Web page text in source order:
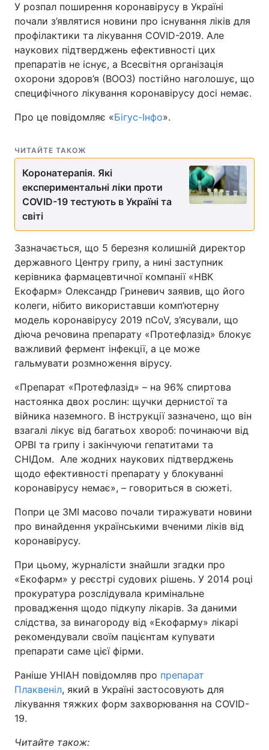
У розпал поширення коронавірусу в Україні
почали з’являтися новини про існування ліків для
профілактики та лікування СOVID-2019. Але
наукових підтверджень ефективності цих
препаратів не існує, а Всесвітня організація
охорони здоров’я (ВООЗ) постійно наголошує, що
специфічного лікування коронавірусу досі немає.
Про це повідомляє «Бігус-Інфо».
ЧИТАЙТЕ ТАКОЖ
Коронатерапія. Які
експериментальні ліки проти
COVID-19 тестують в Україні та
світі
Зазначається, що 5 березня колишній директор
державного Центру грипу, а нині заступник
керівника фармацевтичної компанії «НВК
Екофарм» Олександр Гриневич заявив, що його
колеги, нібито використавши комп’ютерну
модель коронавірусу 2019 nCoV, з’ясували, що
діюча речовина препарату «Протефлазід» блокує
важливий фермент інфекції, а це може
гальмувати розмноження вірусу.
«Препарат «Протефлазід» – на 96% спиртова
настоянка двох рослин: щучки дернистої та
війника наземного. В інструкції зазначено, що він
взагалі лікує від багатьох хвороб: починаючи від
ОРВІ та грипу і закінчуючи гепатитами та
СНІДом. Але жодних наукових підтверджень
щодо ефективності препарату у блокуванні
коронавірусу немає», – говориться в сюжеті.
Попри це ЗМІ масово почали тиражувати новини
про винайдення українськими вченими ліків від
коронавірусу.
При цьому, журналісти знайшли згадки про
«Екофарм» у реєстрі судових рішень. У 2014 році
прокуратура розслідувала кримінальне
провадження щодо підкупу лікарів. За даними
слідства, за винагороду від «Екофарму» лікарі
рекомендували своїм пацієнтам купувати
препарати саме цієї фірми.
Раніше УНІАН повідомляв про препарат
Плаквеніл, який в Україні застосовують для
лікування тяжких форм захворювання на COVID-
19.
Читайте також: